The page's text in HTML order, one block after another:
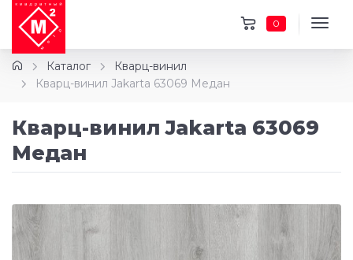
0
Каталог
Кварц-винил
Кварц-винил Jakarta 63069 Медан
Кварц-винил Jakarta 63069
Медан